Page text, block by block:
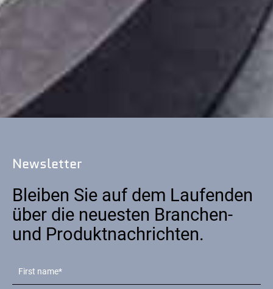
Newsletter
Bleiben Sie auf dem Laufenden
über die neuesten Branchen-
und Produktnachrichten.